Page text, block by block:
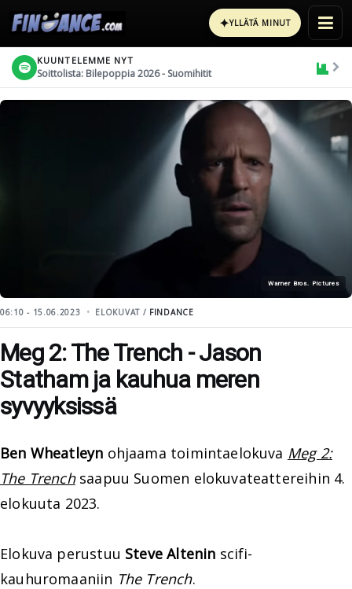
✦YLLÄTÄ MINUT
KUUNTELEMME NYT
Soittolista: Bilepoppia 2026 - Suomihitit
Warner Bros. Pictures
06:10 - 15.06.2023 ELOKUVAT / FINDANCE
Meg 2: The Trench - Jason
Statham ja kauhua meren
syvyyksissä
Ben Wheatleyn ohjaama toimintaelokuva Meg 2:
The Trenchsaapuu Suomen elokuvateattereihin 4.
elokuuta 2023.
Elokuva perustuu Steve Altenin scifi-
kauhuromaaniin The Trench.